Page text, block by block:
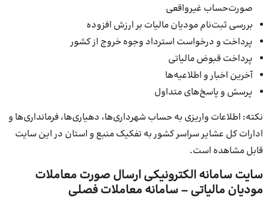
صورت‌حساب غیرواقعی
بررسی ثبت‌نام مودیان مالیات بر ارزش افزوده
پرداخت و درخواست استرداد وجوه خروج از کشور
پرداخت قبوض مالیاتی
آخرین اخبار و اطلاعیه‌ها
پرسش و پاسخ‌های متداول
نکته: اطلاعات واریزی به حساب شهرداری‌ها، دهیاری‌ها، فرمانداری‌ها و
ادارات کل عشایر سراسر کشور به تفکیک منبع و استان در این سایت
قابل مشاهده است.
سایت سامانه الکترونیکی ارسال صورت معاملات
مودیان مالیاتی – سامانه معاملات فصلی